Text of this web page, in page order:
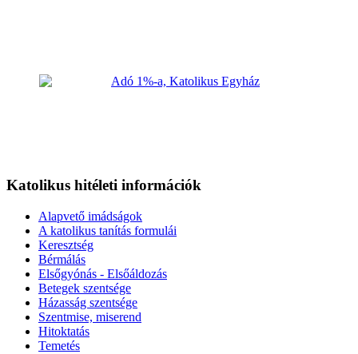
Katolikus hitéleti információk
Alapvető imádságok
A katolikus tanítás formulái
Keresztség
Bérmálás
Elsőgyónás - Elsőáldozás
Betegek szentsége
Házasság szentsége
Szentmise, miserend
Hitoktatás
Temetés